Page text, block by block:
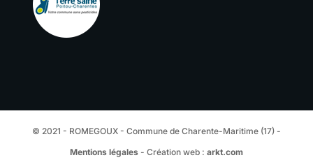
© 2021 - ROMEGOUX - Commune de Charente-Maritime (17) -
Mentions légales- Création web : arkt.com